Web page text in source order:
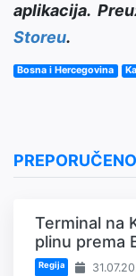
aplikacija.
Storeu.
Bosna i Hercegovina
PREPORUČENO
Terminal na
plinu prema
Regija